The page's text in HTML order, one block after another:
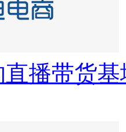
播带货